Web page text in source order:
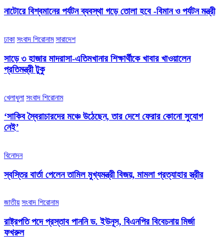
নাটোরে বিশ্বমানের পর্যটন ব্যবস্থা গড়ে তোলা হবে -বিমান ও পর্যটন মন্ত্রী
ঢাকা সংবাদ শিরোনাম সারাদেশ
সাড়ে ৩ হাজার মাদরাসা-এতিমখানার শিক্ষার্থীকে খাবার খাওয়ালেন
প্রতিমন্ত্রী টুকু
খেলাধুলা সংবাদ শিরোনাম
‘সাকিব স্বৈরাচারদের মঞ্চে উঠেছেন, তার দেশে ফেরার কোনো সুযোগ
নেই’
বিনোদন
স্বস্তির বার্তা পেলেন তামিল মুখ্যমন্ত্রী বিজয়, মামলা প্রত্যাহার স্ত্রীর
জাতীয় সংবাদ শিরোনাম
রাষ্ট্রপতি পদে প্রস্তাব পাননি ড. ইউনূস, বিএনপির বিবেচনায় মির্জা
ফখরুল